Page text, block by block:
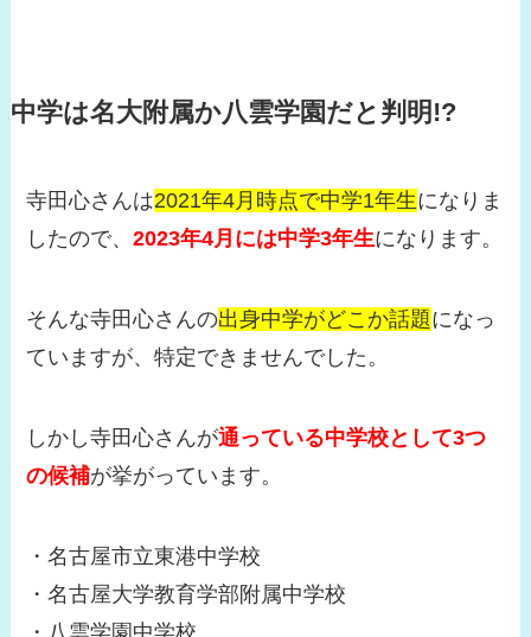
中学は名大附属か八雲学園だと判明!?
寺田心さんは2021年4月時点で中学1年生になりま
したので、2023年4月には中学3年生になります。
そんな寺田心さんの出身中学がどこか話題になっ
ていますが、特定できませんでした。
しかし寺田心さんが通っている中学校として3つ
の候補が挙がっています。
・名古屋市立東港中学校
・名古屋大学教育学部附属中学校
・八雲学園中学校